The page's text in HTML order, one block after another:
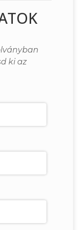
ki az